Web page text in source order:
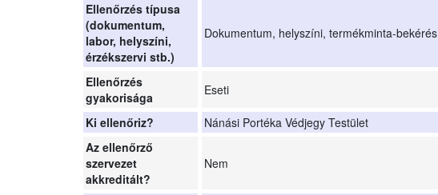
Ellenőrzés típusa
(dokumentum,
labor, helyszíni,
érzékszervi stb.)
Dokumentum, helyszíni, termékminta-bekérés
Ellenőrzés
gyakorisága
Eseti
Ki ellenőriz?
Nánási Portéka Védjegy Testület
Az ellenőrző
szervezet
akkreditált?
Nem